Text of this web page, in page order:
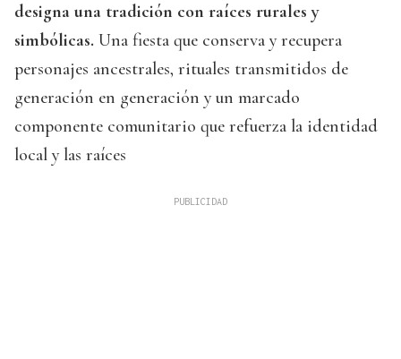
designa una tradición con raíces rurales y
simbólicas. Una fiesta que conserva y recupera
personajes ancestrales, rituales transmitidos de
generación en generación y un marcado
componente comunitario que refuerza la identidad
local y las raíces